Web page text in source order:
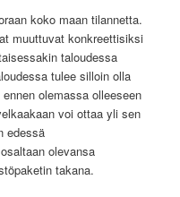
koko maan tilannetta.
muuttuvat konkreettisiksi
taloudessa
tulee silloin olla
olemassa olleeseen
voi ottaa yli sen
edessä
olevansa
takana.